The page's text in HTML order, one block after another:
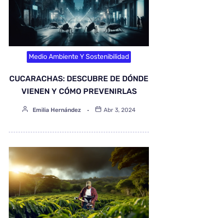
Medio Ambiente Y Sostenibilidad
CUCARACHAS: DESCUBRE DE DÓNDE
VIENEN Y CÓMO PREVENIRLAS
Emilia Hernández Abr 3, 2024